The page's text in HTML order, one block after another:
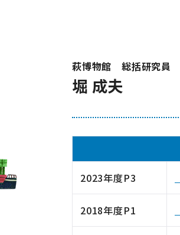
萩博物館 総括研究員
堀 成夫
2023年度P3
2018年度P1